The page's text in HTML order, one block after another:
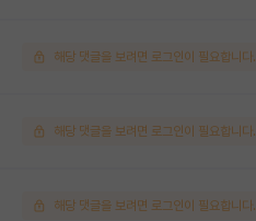
해당 댓글을 보려면 로그인이 필요합니다.
해당 댓글을 보려면 로그인이 필요합니다.
해당 댓글을 보려면 로그인이 필요합니다.